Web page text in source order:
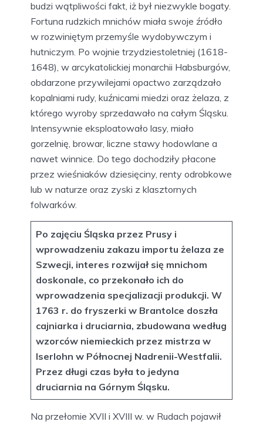
budzi wątpliwości fakt, iż był niezwykle bogaty.
Fortuna rudzkich mnichów miała swoje źródło
w rozwiniętym przemyśle wydobywczym i
hutniczym. Po wojnie trzydziestoletniej (1618-
1648), w arcykatolickiej monarchii Habsburgów,
obdarzone przywilejami opactwo zarządzało
kopalniami rudy, kuźnicami miedzi oraz żelaza, z
którego wyroby sprzedawało na całym Śląsku.
Intensywnie eksploatowało lasy, miało
gorzelnię, browar, liczne stawy hodowlane a
nawet winnice. Do tego dochodziły płacone
przez wieśniaków dziesięciny, renty odrobkowe
lub w naturze oraz zyski z klasztornych
folwarków.
Po zajęciu Śląska przez Prusy i
wprowadzeniu zakazu importu żelaza ze
Szwecji, interes rozwijał się mnichom
doskonale, co przekonało ich do
wprowadzenia specjalizacji produkcji. W
1763 r. do fryszerki w Brantolce doszła
cajniarka i druciarnia, zbudowana według
wzorców niemieckich przez mistrza w
Iserlohn w Północnej Nadrenii-Westfalii.
Przez długi czas była to jedyna
druciarnia na Górnym Śląsku.
Na przełomie XVII i XVIII w. w Rudach pojawił